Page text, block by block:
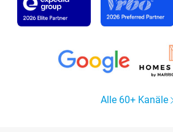
Alle 60+ Kanäle